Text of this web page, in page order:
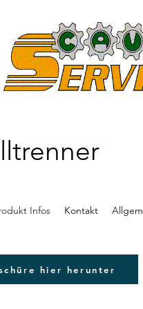
Infos Kontakt
hier herunter